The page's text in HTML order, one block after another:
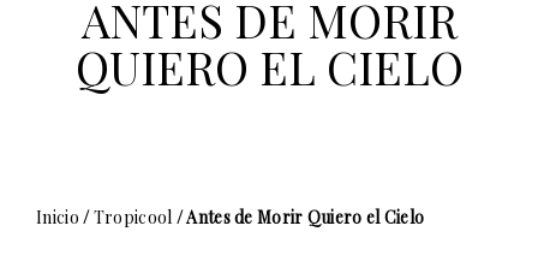
ANTES DE MORIR
QUIERO EL CIELO
Inicio /Tropicool / Antes de Morir Quiero el Cielo